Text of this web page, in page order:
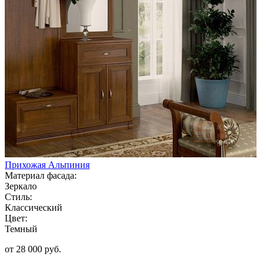
Прихожая Альпиния
Материал фасада:
Зеркало
Стиль:
Классический
Цвет:
Темный
от 28 000 руб.